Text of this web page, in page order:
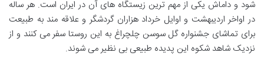
شود و داماش یکی از مهم ترین زیستگاه های آن در ایران است. هر ساله
در اواخر اردیبهشت و اوایل خرداد هزاران گردشگر و علاقه مند به طبیعت
برای تماشای جشنواره گل سوسن چلچراغ به این روستا سفر می کنند و از
نزدیک شاهد شکوه این پدیده طبیعی بی نظیر می شوند.